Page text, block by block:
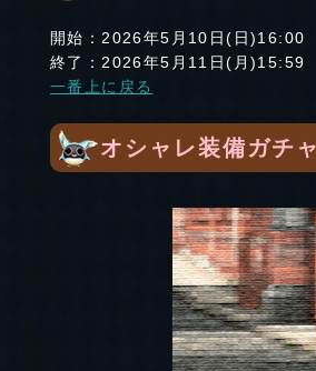
開始：2026年5月10日(日)16:00
終了：2026年5月11日(月)15:59
一番上に戻る
オシャレ装備ガチ